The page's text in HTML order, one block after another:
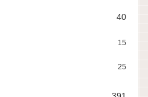
40
15
25